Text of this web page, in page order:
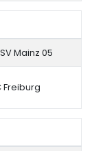
Mainz 05
Freiburg